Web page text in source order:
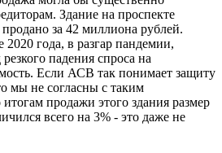
Здание на проспекте
за 42 миллиона рублей.
года, в разгар пандемии,
падения спроса на
Если АСВ так понимает защиту
мы не согласны с таким
продажи этого здания размер
всего на 3% - это даже не